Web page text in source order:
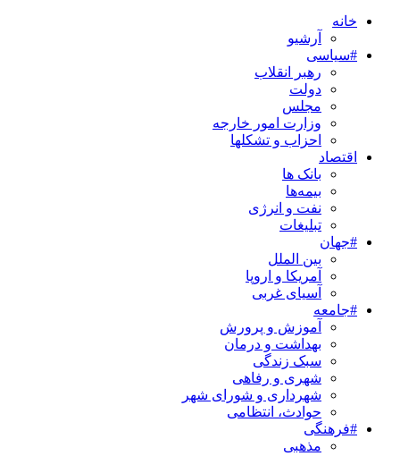
خانه
آرشیو
#سیاسی
رهبر انقلاب
دولت
مجلس
وزارت امور خارجه
احزاب و تشکلها
اقتصاد
بانک ها
بیمه‌ها
نفت و انرژی
تبلیغات
#جهان
بین الملل
آمریکا و اروپا
آسیای غربی
#جامعه
آموزش و پرورش
بهداشت و درمان
سبک زندگی
شهری و رفاهی
شهرداری و شورای شهر
حوادث، انتظامی
#فرهنگی
مذهبی